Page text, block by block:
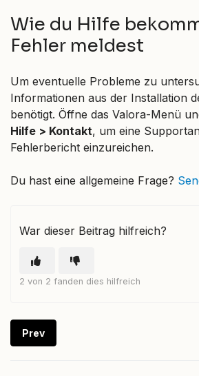
Wie du Hilfe
Fehler meldest
Um eventuelle Probleme zu
Informationen aus der Installation
benötigt. Öffne das Valora-Menü
Hilfe > Kontakt, um eine
Fehlerbericht einzureichen.
Du hast eine allgemeine Frage?
War dieser Beitrag hilfreich?
2 von 2 fanden dies hilfreich
Prev